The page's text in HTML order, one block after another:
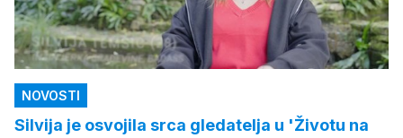
NOVOSTI
Silvija je osvojila srca gledatelja u 'Životu na